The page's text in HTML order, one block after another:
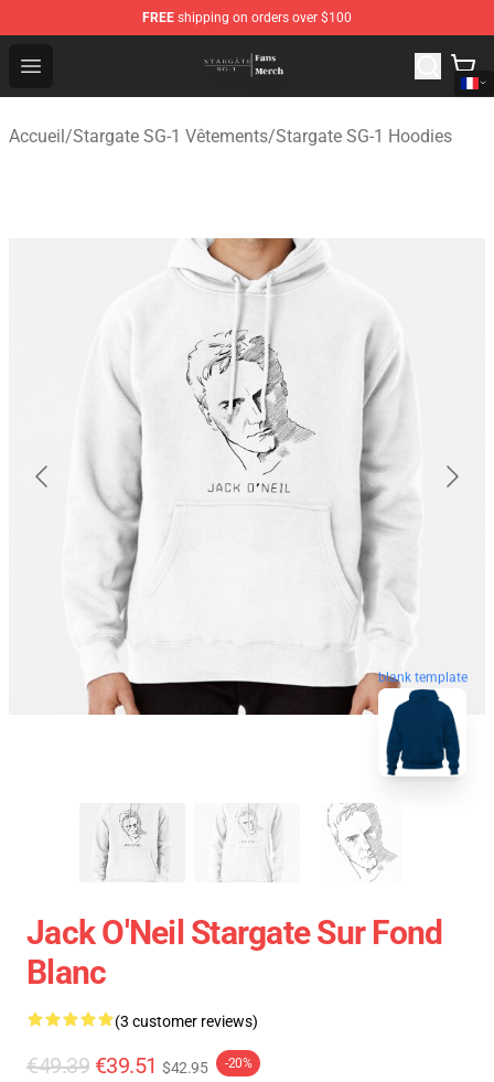
FREE shipping on orders over $100
Open menu
Stargate SG-1 Store - Official Stargate SG-1
Accueil/Stargate SG-1 Vêtements/Stargate SG-1 Hoodies
blank template
Jack O'Neil Stargate Sur Fond
Blanc
(3 customer reviews)
€49.39 €39.51 $42.95 -20%